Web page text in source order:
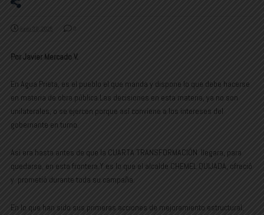
junio 30, 2025 0
Por Javier Mercado V.
En Agua Prieta, es el pueblo el que manda y dispone lo que debe hacerse
en materia de obra pública.Las decisiones en esta materia, ya no son
unilaterales, o se ejercen porque así conviene a los intereses del
gobernante en turno.
Así era hasta antes de que la CUARTA TRANSFORMACIÓN llegara, para
quedarse, en esta frontera.Y es lo que el alcalde CHEMEL QUIJADA, ofreció
y prometió durante toda su campaña.
En lo que han sido sus primeras acciones de mejoramiento estructural,